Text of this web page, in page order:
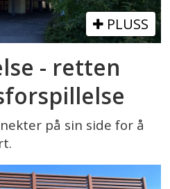
PLUSS
- retten
på sin side for å